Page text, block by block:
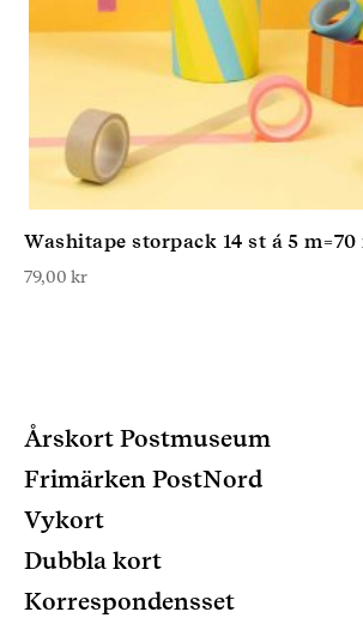
Washitape storpack 14 st á 5 m=70
79,00 kr
Årskort Postmuseum
Frimärken PostNord
Vykort
Dubbla kort
Korrespondensset